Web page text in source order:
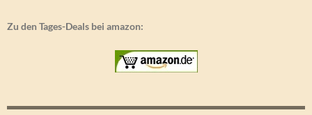
Zu den Tages-Deals bei amazon: